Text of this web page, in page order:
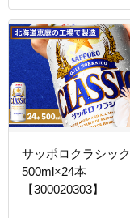
サッポロクラシック
500ml×24本
【300020303】